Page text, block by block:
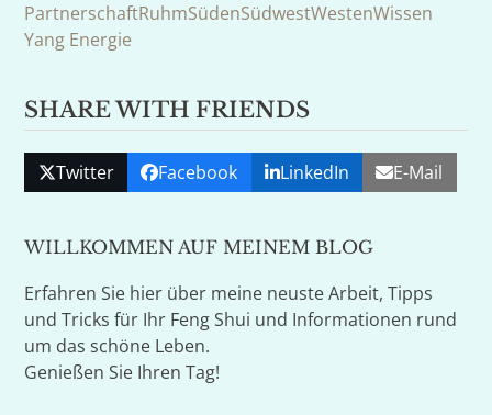
PartnerschaftRuhmSüdenSüdwestWestenWissen
Yang Energie
SHARE WITH FRIENDS
Twitter Facebook LinkedIn E-Mail
WILLKOMMEN AUF MEINEM BLOG
Erfahren Sie hier über meine neuste Arbeit, Tipps
und Tricks für Ihr Feng Shui und Informationen rund
um das schöne Leben.
Genießen Sie Ihren Tag!